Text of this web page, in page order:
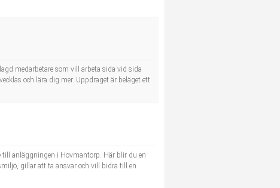
medarbetare som vill arbeta sida vid sida
och lära dig mer. Uppdraget är beläget ett
till anläggningen i Hovmantorp. Här blir du en
gillar att ta ansvar och vill bidra till en